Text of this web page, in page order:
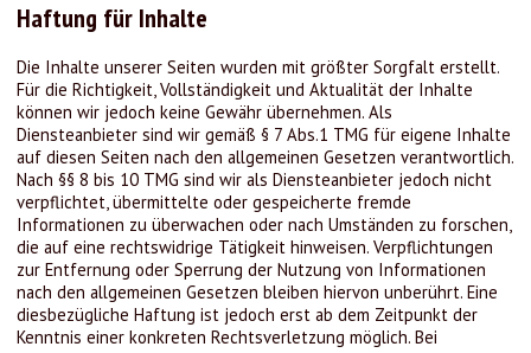
Haftung für Inhalte
Die Inhalte unserer Seiten wurden mit größter Sorgfalt erstellt.
Für die Richtigkeit, Vollständigkeit und Aktualität der Inhalte
können wir jedoch keine Gewähr übernehmen. Als
Diensteanbieter sind wir gemäß § 7 Abs.1 TMG für eigene Inhalte
auf diesen Seiten nach den allgemeinen Gesetzen verantwortlich.
Nach §§ 8 bis 10 TMG sind wir als Diensteanbieter jedoch nicht
verpflichtet, übermittelte oder gespeicherte fremde
Informationen zu überwachen oder nach Umständen zu forschen,
die auf eine rechtswidrige Tätigkeit hinweisen. Verpflichtungen
zur Entfernung oder Sperrung der Nutzung von Informationen
nach den allgemeinen Gesetzen bleiben hiervon unberührt. Eine
diesbezügliche Haftung ist jedoch erst ab dem Zeitpunkt der
Kenntnis einer konkreten Rechtsverletzung möglich. Bei